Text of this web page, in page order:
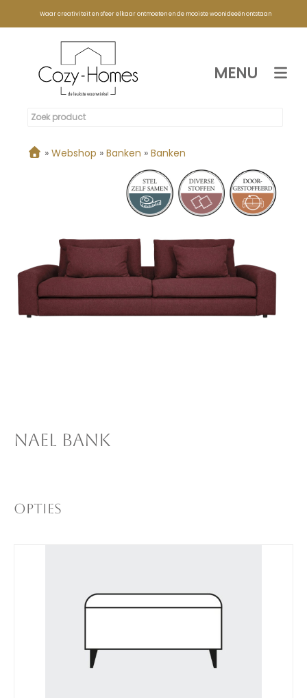
Waar creativiteit en sfeer elkaar ontmoeten en de mooiste woonideeën ontstaan
MENU
» Webshop » Banken » Banken
NAEL BANK
Opties